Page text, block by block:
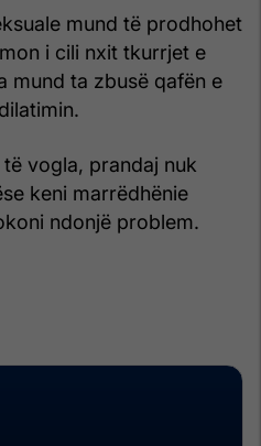
mund të prodhohet
i cili nxit tkurrjet e
mund ta zbusë qafën e
vogla, prandaj nuk
keni marrëdhënie
ndonjë problem.